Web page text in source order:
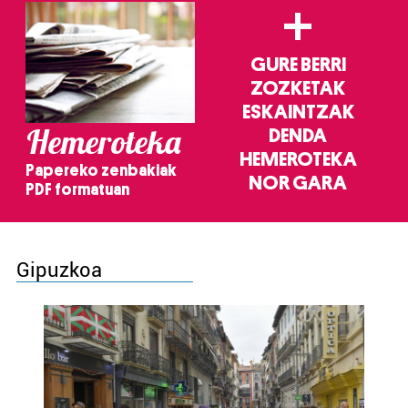
Hemeroteka
Papereko zenbakiak
PDF formatuan
+
GURE BERRI
ZOZKETAK
ESKAINTZAK
DENDA
HEMEROTEKA
NOR GARA
Gipuzkoa